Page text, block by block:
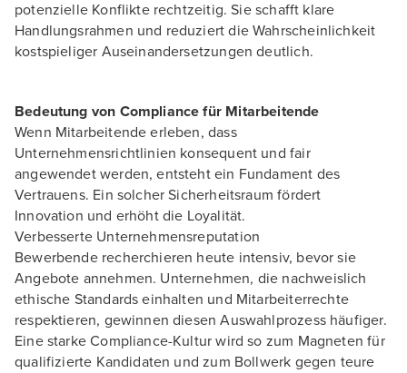
potenzielle Konflikte rechtzeitig. Sie schafft klare
Handlungsrahmen und reduziert die Wahrscheinlichkeit
kostspieliger Auseinandersetzungen deutlich.
Bedeutung von Compliance für Mitarbeitende
Wenn Mitarbeitende erleben, dass
Unternehmensrichtlinien konsequent und fair
angewendet werden, entsteht ein Fundament des
Vertrauens. Ein solcher Sicherheitsraum fördert
Innovation und erhöht die Loyalität.
Verbesserte Unternehmensreputation
Bewerbende recherchieren heute intensiv, bevor sie
Angebote annehmen. Unternehmen, die nachweislich
ethische Standards einhalten und Mitarbeiterrechte
respektieren, gewinnen diesen Auswahlprozess häufiger.
Eine starke Compliance-Kultur wird so zum Magneten für
qualifizierte Kandidaten und zum Bollwerk gegen teure